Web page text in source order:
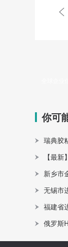
你可
瑞典胶
新乡市
无锡市
福建省
俄罗斯